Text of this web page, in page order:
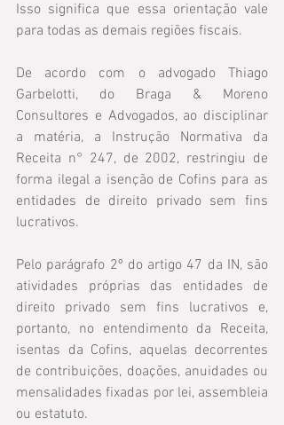
Isso significa que essa orientação vale
para todas as demais regiões fiscais.
De acordo com o advogado Thiago
Garbelotti, do Braga & Moreno
Consultores e Advogados, ao disciplinar
a matéria, a Instrução Normativa da
Receita n° 247, de 2002, restringiu de
forma ilegal a isenção de Cofins para as
entidades de direito privado sem fins
lucrativos.
Pelo parágrafo 2º do artigo 47 da IN, são
atividades próprias das entidades de
direito privado sem fins lucrativos e,
portanto, no entendimento da Receita,
isentas da Cofins, aquelas decorrentes
de contribuições, doações, anuidades ou
mensalidades fixadas por lei, assembleia
ou estatuto.